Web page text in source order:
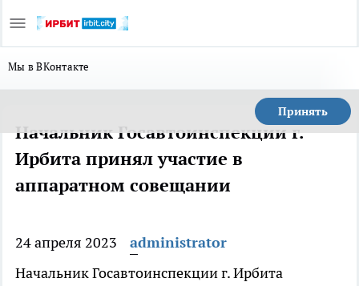
Мы в ВКонтакте
Принять
Начальник Госавтоинспекции г.
Ирбита принял участие в
аппаратном совещании
24 апреля 2023
administrator
Начальник Госавтоинспекции г. Ирбита